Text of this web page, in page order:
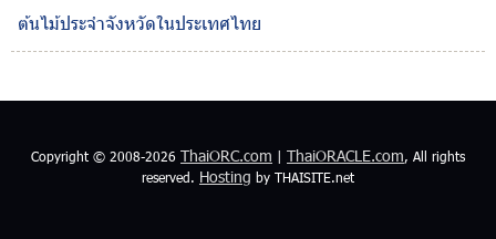
ต้นไม้ประจำจังหวัดในประเทศไทย
Copyright © 2008-2026 ThaiORC.com | ThaiORACLE.com, All rights
reserved. Hosting by THAISITE.net